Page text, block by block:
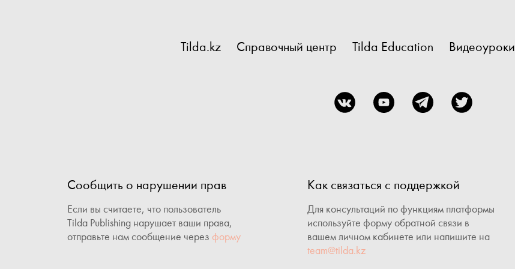
Tilda.kz Справочный центр Tilda Education Видеоуроки
Сообщить о нарушении прав
Если вы считаете, что пользователь
Tilda Publishing нарушает ваши права,
отправьте нам сообщение через форму
Как связаться с поддержкой
Для консультаций по функциям платформы
используйте форму обратной связи в
вашем личном кабинете или напишите на
team@tilda.kz